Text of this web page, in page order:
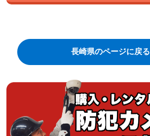
長崎県のページに戻る